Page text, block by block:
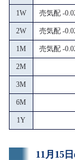
1W 売気配 -
2W 売気配 -
1M 売気配 -
2M
3M
6M
1Y
11月15